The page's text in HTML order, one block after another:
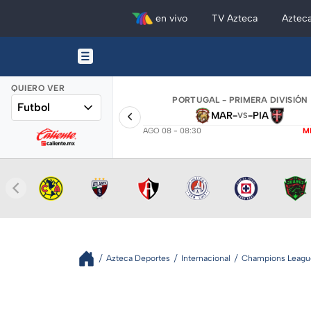
en vivo TV Azteca
QUIERO VER
Futbol
PORTUGAL - PRIMERA DIVISIÓN
MAR-VS-PIA
AGO 08 - 08:30
Azteca Deportes Internacional Champions